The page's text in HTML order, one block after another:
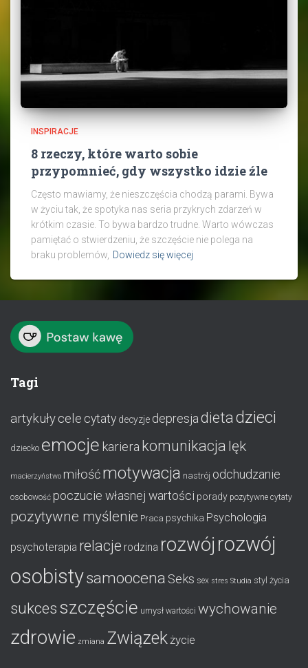
INSPIRACJE
8 rzeczy, które warto sobie
przypomnieć, gdy wszystko idzie źle
Często mawiamy, że nieszczęścia chodzą parami. Bywa
w życiu tak, że spotyka nas seria przykrych zdarzeń w
krótkim czasie. To bywa bardzo trudne. Warto wówczas
pamiętać o stwierdzeniu, że szczęście nie polega na
braku problemów, Dowiedz się więcej
Tagi
artykułycele cytaty decyzje depresja dietadzieci
dziecko emocje kariera komunikacja lęk
macierzyństwo miłośćmotywacja nastrój odchudzanie
osobowość poczucie własnej wartości porady pozytywne cytaty
pozytywne myślenie Praca psychika Psychologia
psychoterapia relacje rodzina rozwój rozwój
osobistysamoocena Seks sex stres Studia styl życia
sukcesszczęście umysł wartości wychowanie
zdrowie zmiana Związekżycie